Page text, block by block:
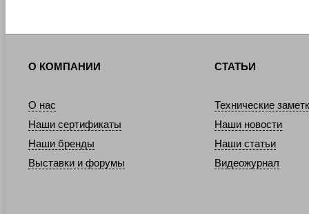
О КОМПАНИИ
О нас
Наши сертификаты
Наши бренды
Выставки и форумы
СТАТЬИ
Технические
Наши новости
Наши статьи
Видеожурнал